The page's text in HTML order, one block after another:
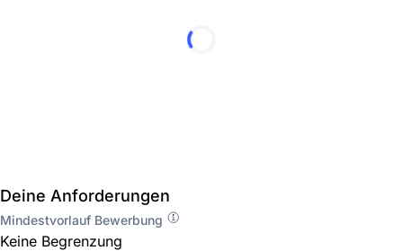
Deine Anforderungen
Mindestvorlauf Bewerbung
Keine Begrenzung